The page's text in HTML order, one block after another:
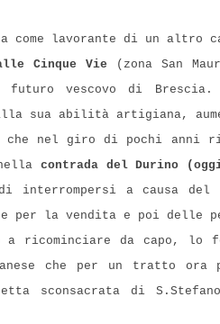
come lavorante di un
Cinque Vie (zona San
futuro vescovo di
sua abilità artigiana,
nel giro di pochi anni
contrada del Durino
interrompersi a causa del
per la vendita e poi
ricominciare da capo, lo
che per un tratto ora
sconsacrata di